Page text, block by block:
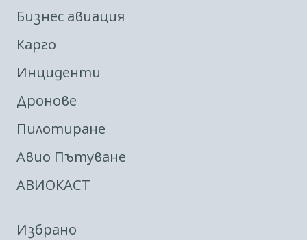
Бизнес авиация
Карго
Инциденти
Дронове
Пилотиране
Авио Пътуване
АВИОКАСТ
Избрано